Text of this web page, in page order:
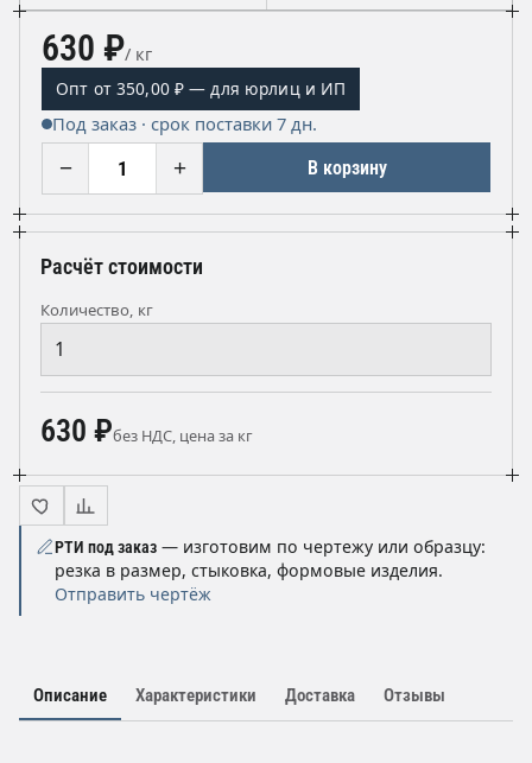
630 ₽/ кг
Опт от 350,00 ₽ — для юрлиц и ИП
Под заказ · срок поставки 7 дн.
− + В корзину
Расчёт стоимости
Количество, кг
630 ₽без НДС, цена за кг
РТИ под заказ — изготовим по чертежу или образцу:
резка в размер, стыковка, формовые изделия.
Отправить чертёж
Описание Характеристики Доставка Отзывы